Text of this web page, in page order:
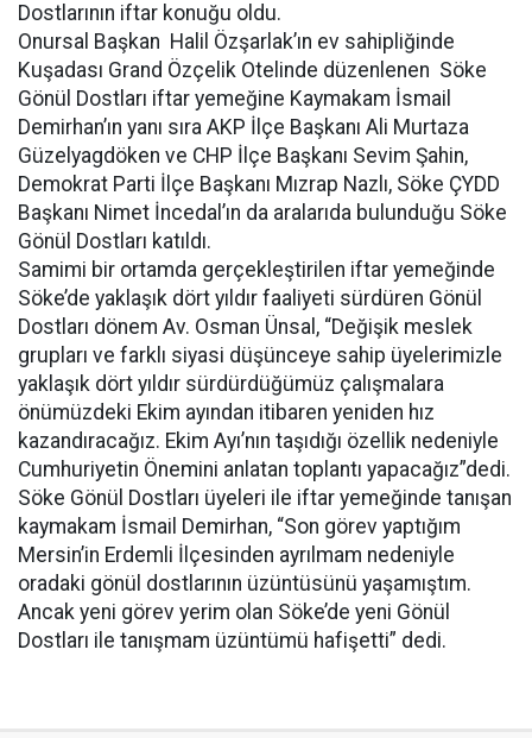
Dostlarının iftar konuğu oldu.
Onursal Başkan Halil Özşarlak’ın ev sahipliğinde
Kuşadası Grand Özçelik Otelinde düzenlenen Söke
Gönül Dostları iftar yemeğine Kaymakam İsmail
Demirhan’ın yanı sıra AKP İlçe Başkanı Ali Murtaza
Güzelyagdöken ve CHP İlçe Başkanı Sevim Şahin,
Demokrat Parti İlçe Başkanı Mızrap Nazlı, Söke ÇYDD
Başkanı Nimet İncedal’ın da aralarıda bulunduğu Söke
Gönül Dostları katıldı.
Samimi bir ortamda gerçekleştirilen iftar yemeğinde
Söke’de yaklaşık dört yıldır faaliyeti sürdüren Gönül
Dostları dönem Av. Osman Ünsal, “Değişik meslek
grupları ve farklı siyasi düşünceye sahip üyelerimizle
yaklaşık dört yıldır sürdürdüğümüz çalışmalara
önümüzdeki Ekim ayından itibaren yeniden hız
kazandıracağız. Ekim Ayı’nın taşıdığı özellik nedeniyle
Cumhuriyetin Önemini anlatan toplantı yapacağız”dedi.
Söke Gönül Dostları üyeleri ile iftar yemeğinde tanışan
kaymakam İsmail Demirhan, “Son görev yaptığım
Mersin’in Erdemli İlçesinden ayrılmam nedeniyle
oradaki gönül dostlarının üzüntüsünü yaşamıştım.
Ancak yeni görev yerim olan Söke’de yeni Gönül
Dostları ile tanışmam üzüntümü hafişetti” dedi.